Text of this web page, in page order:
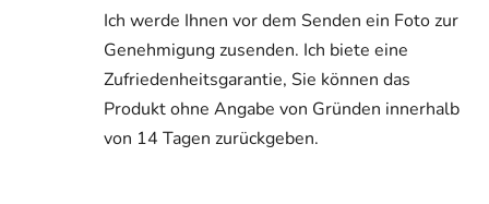
Ich werde Ihnen vor dem Senden ein Foto zur
Genehmigung zusenden. Ich biete eine
Zufriedenheitsgarantie, Sie können das
Produkt ohne Angabe von Gründen innerhalb
von 14 Tagen zurückgeben.